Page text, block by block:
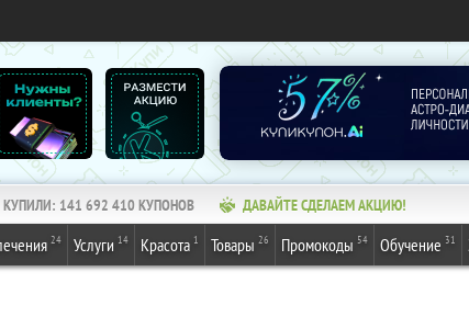
КУПИЛИ: 141 692 410КУПОНОВ ДАВАЙТЕ СДЕЛАЕМ АКЦИЮ!
24 Услуги 14 Красота 1 Товары 26 Промокоды 54 Обучение 31